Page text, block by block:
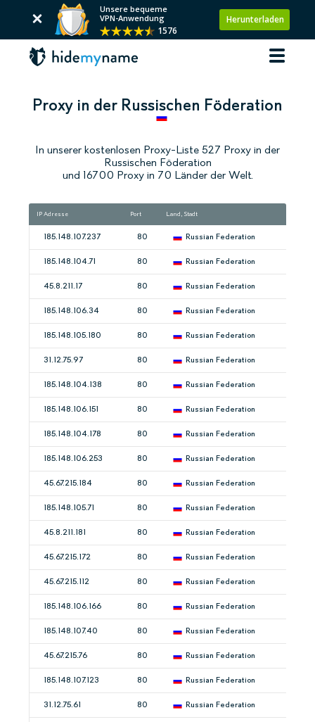
Unsere bequeme
VPN-Anwendung
1576
Herunterladen
Proxy in der Russischen Föderation
In unserer kostenlosen Proxy-Liste 527 Proxy in der
Russischen Föderation
und 16700 Proxy in 70 Länder der Welt.
IP Adresse Port Land, Stadt
185.148.107.237 80 Russian Federation
185.148.104.71 80 Russian Federation
45.8.211.17 80 Russian Federation
185.148.106.34 80 Russian Federation
185.148.105.180 80 Russian Federation
31.12.75.97 80 Russian Federation
185.148.104.138 80 Russian Federation
185.148.106.151 80 Russian Federation
185.148.104.178 80 Russian Federation
185.148.106.253 80 Russian Federation
45.67.215.184 80 Russian Federation
185.148.105.71 80 Russian Federation
45.8.211.181 80 Russian Federation
45.67.215.172 80 Russian Federation
45.67.215.112 80 Russian Federation
185.148.106.166 80 Russian Federation
185.148.107.40 80 Russian Federation
45.67.215.76 80 Russian Federation
185.148.107.123 80 Russian Federation
31.12.75.61 80 Russian Federation